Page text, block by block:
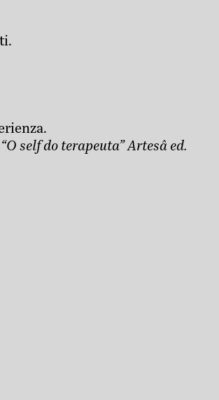
self do terapeuta” Artesâ ed.